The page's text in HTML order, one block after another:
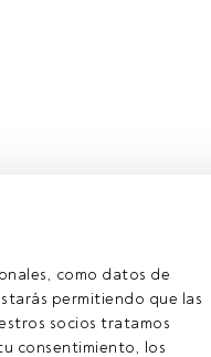
como datos de
permitiendo que las
socios tratamos
consentimiento, los